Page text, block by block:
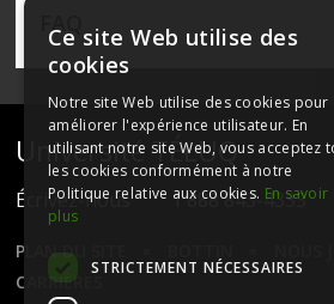
FAQ
Université TÉLUQ
Écrivez-nous 1 888 843-4333
PLAN DU SITE NOUS
CARRIÈRES
Ce site Web utilise des
cookies
Notre site Web utilise des cookies pour
améliorer l'expérience utilisateur. En
utilisant notre site Web, vous acceptez
les cookies conformément à notre
Politique relative aux cookies. En savoir
plus
STRICTEMENT NÉCESSAIRES